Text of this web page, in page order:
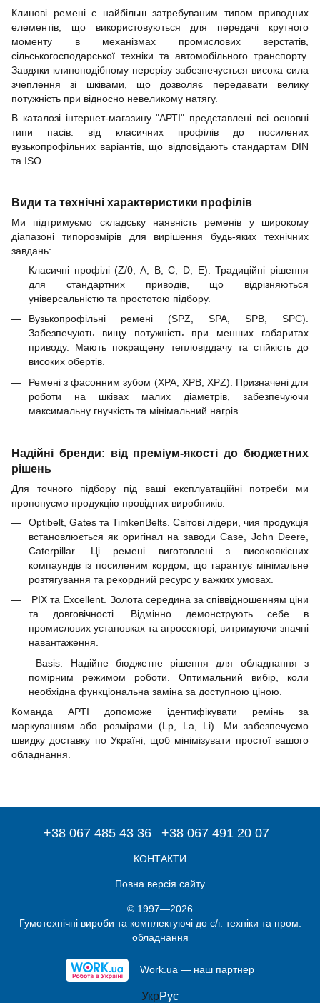
Клинові ремені є найбільш затребуваним типом приводних
елементів, що використовуються для передачі крутного
моменту в механізмах промислових верстатів,
сільськогосподарської техніки та автомобільного транспорту.
Завдяки клиноподібному перерізу забезпечується висока сила
зчеплення зі шківами, що дозволяє передавати велику
потужність при відносно невеликому натягу.
В каталозі інтернет-магазину "АРТІ" представлені всі основні
типи пасів: від класичних профілів до посилених
вузькопрофільних варіантів, що відповідають стандартам DIN
та ISO.
Види та технічні характеристики профілів
Ми підтримуємо складську наявність ременів у широкому
діапазоні типорозмірів для вирішення будь-яких технічних
завдань:
Класичні профілі (Z/0, A, B, C, D, E). Традиційні рішення
для стандартних приводів, що відрізняються
універсальністю та простотою підбору.
Вузькопрофільні ремені (SPZ, SPA, SPB, SPC).
Забезпечують вищу потужність при менших габаритах
приводу. Мають покращену тепловіддачу та стійкість до
високих обертів.
Ремені з фасонним зубом (XPA, XPB, XPZ). Призначені для
роботи на шківах малих діаметрів, забезпечуючи
максимальну гнучкість та мінімальний нагрів.
Надійні бренди: від преміум-якості до бюджетних
рішень
Для точного підбору під ваші експлуатаційні потреби ми
пропонуємо продукцію провідних виробників:
Optibelt, Gates та TimkenBelts. Світові лідери, чия продукція
встановлюється як оригінал на заводи Case, John Deere,
Caterpillar. Ці ремені виготовлені з високоякісних
компаундів із посиленим кордом, що гарантує мінімальне
розтягування та рекордний ресурс у важких умовах.
PIX та Excellent. Золота середина за співвідношенням ціни
та довговічності. Відмінно демонструють себе в
промислових установках та агросекторі, витримуючи значні
навантаження.
Basis. Надійне бюджетне рішення для обладнання з
помірним режимом роботи. Оптимальний вибір, коли
необхідна функціональна заміна за доступною ціною.
Команда АРТІ допоможе ідентифікувати ремінь за
маркуванням або розмірами (Lp, La, Li). Ми забезпечуємо
швидку доставку по Україні, щоб мінімізувати простої вашого
обладнання.
+38 067 485 43 36 +38 067 491 20 07
КОНТАКТИ
Повна версія сайту
© 1997—2026
Гумотехнічні вироби та комплектуючі до с/г. техніки та пром.
обладнання
Work.ua — наш партнер
УкрРус